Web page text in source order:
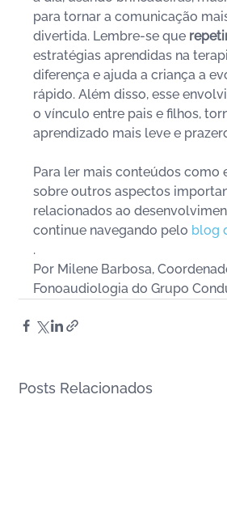
para tornar a comunicação
divertida. Lembre-se que
estratégias aprendidas na
diferença e ajuda a criança a
rápido. Além disso, esse
o vínculo entre pais e filhos,
aprendizado mais leve e
Para ler mais conteúdos como
sobre outros aspectos
relacionados ao
continue navegando pelo blog
.
Por Milene Barbosa,
Fonoaudiologia do Grupo
Posts Relacionados